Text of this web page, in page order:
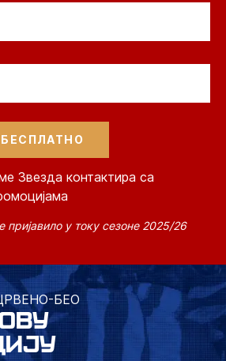
Звезда контактира са
пријавило у току сезоне 2025/26
БЕО